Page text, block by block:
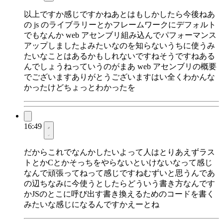
以上ですか感じですかねあとはもしかしたら今後ねあ
の js のライブラリーとかフレームワークにデフォルト
でもなんか web アセンブリ組み込んでパフォーマンス
アップしましたよみたいなのを知らないうちに使うみ
たいなことはあるかもしれないですねそうですねある
んでしょうねっていうのがまあ web アセンブリの概要
でございますありがとうございますはい全くわかんな
かったけどちょっとわかったを
16:49
だからこれでなんかしたいよって人はとりあえずラス
トとかCとかそっちをやらないといけないなって感じ
なんで頑張ってねって感じですねむずいと思うんであ
の辺ちなみに今使うとしたらどういう書き方なんです
かJSのとこに呼び出す書き換えるためのコードを書く
みたいな感じになるんですかえーとね